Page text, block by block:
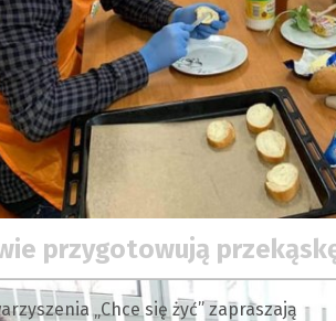
przygotowują
„Chce się żyć” zapraszają